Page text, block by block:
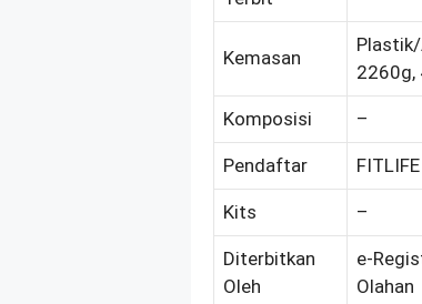
Kemasan
2260g,
Komposisi –
Pendaftar
Kits –
Diterbitkan
Oleh
e-
Olahan